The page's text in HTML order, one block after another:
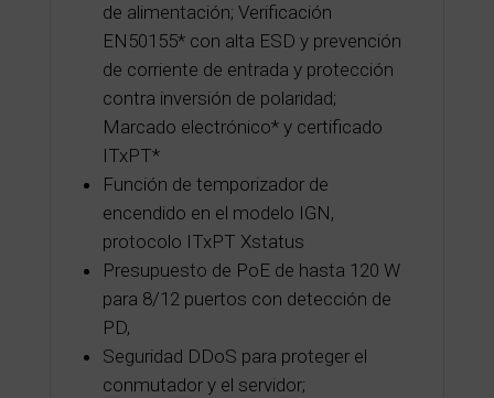
de alimentación; Verificación
EN50155* con alta ESD y prevención
de corriente de entrada y protección
contra inversión de polaridad;
Marcado electrónico* y certificado
ITxPT*
Función de temporizador de
encendido en el modelo IGN,
protocolo ITxPT Xstatus
Presupuesto de PoE de hasta 120 W
para 8/12 puertos con detección de
PD,
Seguridad DDoS para proteger el
conmutador y el servidor;